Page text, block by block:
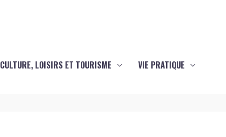
CULTURE, LOISIRS ET TOURISME VIE PRATIQUE